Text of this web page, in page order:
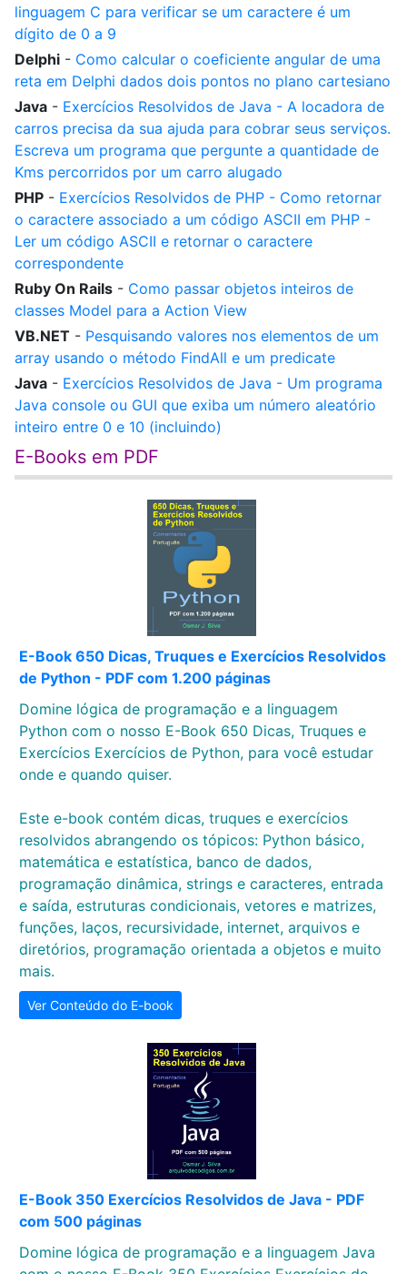
linguagem C para verificar se um caractere é um
dígito de 0 a 9
Delphi - Como calcular o coeficiente angular de uma
reta em Delphi dados dois pontos no plano cartesiano
Java - Exercícios Resolvidos de Java - A locadora de
carros precisa da sua ajuda para cobrar seus serviços.
Escreva um programa que pergunte a quantidade de
Kms percorridos por um carro alugado
PHP - Exercícios Resolvidos de PHP - Como retornar
o caractere associado a um código ASCII em PHP -
Ler um código ASCII e retornar o caractere
correspondente
Ruby On Rails - Como passar objetos inteiros de
classes Model para a Action View
VB.NET - Pesquisando valores nos elementos de um
array usando o método FindAll e um predicate
Java - Exercícios Resolvidos de Java - Um programa
Java console ou GUI que exiba um número aleatório
inteiro entre 0 e 10 (incluindo)
E-Books em PDF
E-Book 650 Dicas, Truques e Exercícios Resolvidos
de Python - PDF com 1.200 páginas
Domine lógica de programação e a linguagem
Python com o nosso E-Book 650 Dicas, Truques e
Exercícios Exercícios de Python, para você estudar
onde e quando quiser.
Este e-book contém dicas, truques e exercícios
resolvidos abrangendo os tópicos: Python básico,
matemática e estatística, banco de dados,
programação dinâmica, strings e caracteres, entrada
e saída, estruturas condicionais, vetores e matrizes,
funções, laços, recursividade, internet, arquivos e
diretórios, programação orientada a objetos e muito
mais.
Ver Conteúdo do E-book
E-Book 350 Exercícios Resolvidos de Java - PDF
com 500 páginas
Domine lógica de programação e a linguagem Java